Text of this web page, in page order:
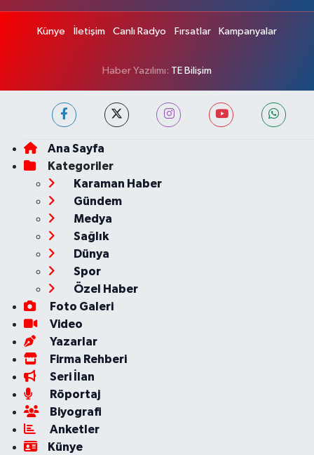
Künye İletişim Canlı Radyo Fırsatlar Kampanyalar
Haber Yazılımı: TE Bilişim
Ana Sayfa
Kategoriler
Karaman Haber
Gündem
Medya
Sağlık
Dünya
Spor
Özel Haber
Foto Galeri
Video
Yazarlar
Firma Rehberi
Seri İlan
Röportaj
Biyografi
Anketler
Künye